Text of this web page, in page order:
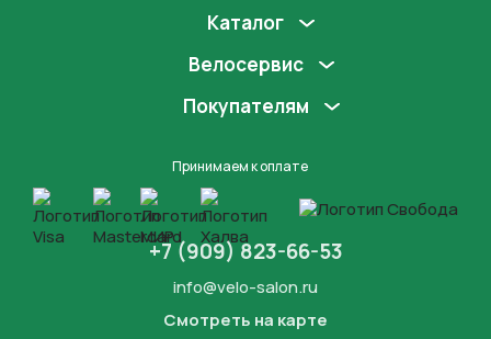
Каталог
Велосервис
Покупателям
Принимаем к оплате
+7 (909) 823-66-53
info@velo-salon.ru
Смотреть на карте